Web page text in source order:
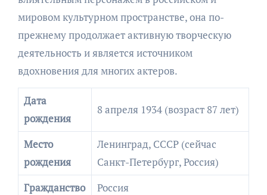
мировом культурном пространстве, она по-
прежнему продолжает активную творческую
деятельность и является источником
вдохновения для многих актеров.
Дата
рождения
8 апреля 1934 (возраст 87 лет)
Место
рождения
Ленинград, СССР (сейчас
Санкт-Петербург, Россия)
Гражданство
Россия